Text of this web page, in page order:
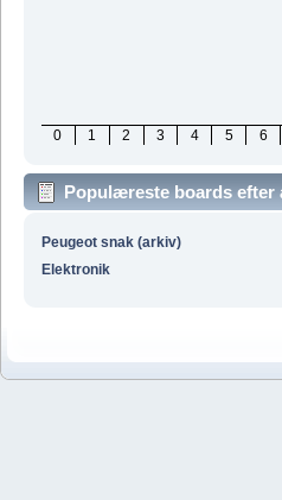
0 1 2 3 4 5 6
Populæreste boards
Peugeot snak (arkiv)
Elektronik